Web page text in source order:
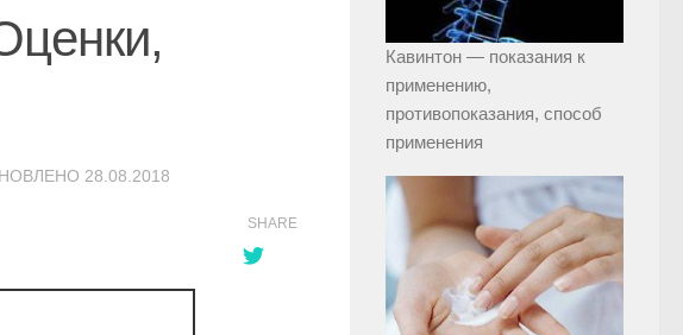
28.08.2018
SHARE
Кавинтон — показания к
применению,
противопоказания, способ
применения